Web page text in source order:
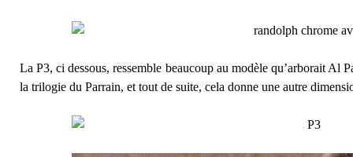
La P3, ci dessous, ressemble beaucoup au modèle qu’arborait Al
la trilogie du Parrain, et tout de suite, cela donne une autre